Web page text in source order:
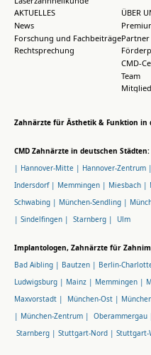
AKTUELLES
News
Forschung und Fachbeiträge
Rechtsprechung
ÜBER
Partner
CMD-
Team
Zahnärzte für Ästhetik & Funktion in
CMD Zahnärzte in deutschen Städten:
| Hannover-Mitte | Hannover-Zentrum |
Indersdorf | Memmingen | Miesbach |
Schwabing | München-Sendling |
| Sindelfingen | Starnberg | Ulm
Implantologen, Zahnärzte für
Bad Aibling | Bautzen | Berlin-
Ludwigsburg | Mainz | Memmingen |
Maxvorstadt |
München-Ost |
| München-Zentrum | Oberammergau
Starnberg | Stuttgart-Nord | Stuttgart-